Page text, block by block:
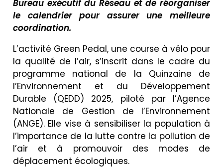
Bureau exécutif du Réseau et de réorganiser
le calendrier pour assurer une meilleure
coordination.
L’activité Green Pedal, une course à vélo pour
la qualité de l’air, s’inscrit dans le cadre du
programme national de la Quinzaine de
l’Environnement et du Développement
Durable (QEDD) 2025, piloté par l’Agence
Nationale de Gestion de l’Environnement
(ANGE). Elle vise à sensibiliser la population à
l’importance de la lutte contre la pollution de
l’air et à promouvoir des modes de
déplacement écologiques.